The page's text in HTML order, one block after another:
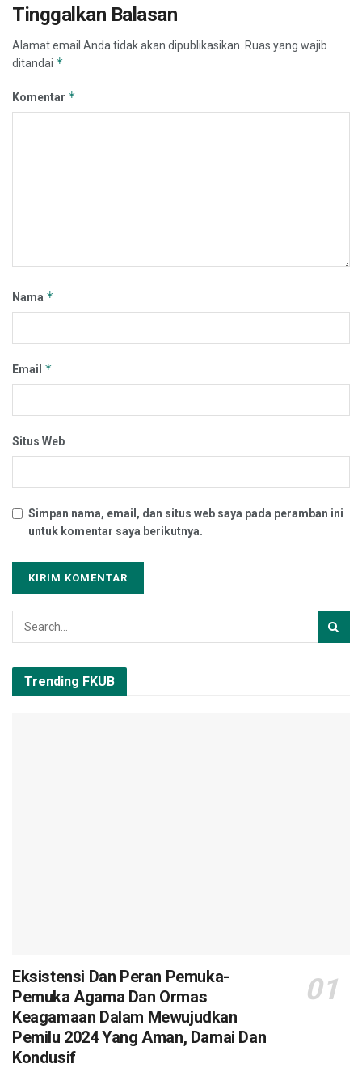
Tinggalkan Balasan
Alamat email Anda tidak akan dipublikasikan. Ruas yang wajib
ditandai *
Komentar *
Nama *
Email *
Situs Web
Simpan nama, email, dan situs web saya pada peramban ini
untuk komentar saya berikutnya.
Trending FKUB
Eksistensi Dan Peran Pemuka-
Pemuka Agama Dan Ormas
Keagamaan Dalam Mewujudkan
Pemilu 2024 Yang Aman, Damai Dan
Kondusif